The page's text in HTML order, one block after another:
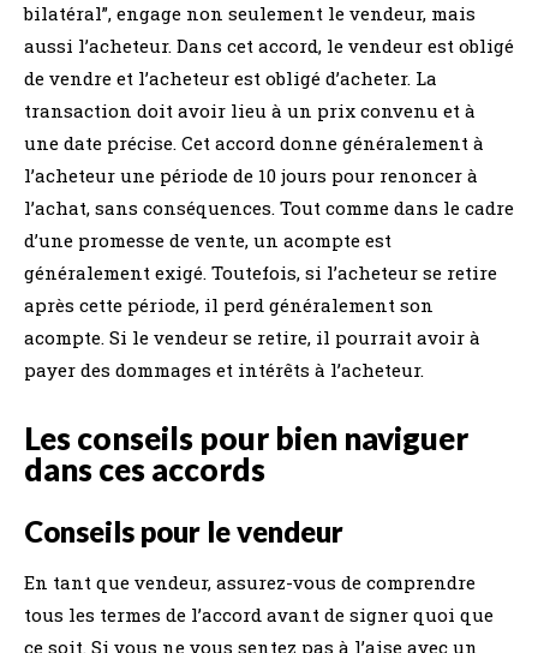
bilatéral”, engage non seulement le vendeur, mais
aussi l’acheteur. Dans cet accord, le vendeur est obligé
de vendre et l’acheteur est obligé d’acheter. La
transaction doit avoir lieu à un prix convenu et à
une date précise. Cet accord donne généralement à
l’acheteur une période de 10 jours pour renoncer à
l’achat, sans conséquences. Tout comme dans le cadre
d’une promesse de vente, un acompte est
généralement exigé. Toutefois, si l’acheteur se retire
après cette période, il perd généralement son
acompte. Si le vendeur se retire, il pourrait avoir à
payer des dommages et intérêts à l’acheteur.
Les conseils pour bien naviguer
dans ces accords
Conseils pour le vendeur
En tant que vendeur, assurez-vous de comprendre
tous les termes de l’accord avant de signer quoi que
ce soit. Si vous ne vous sentez pas à l’aise avec un